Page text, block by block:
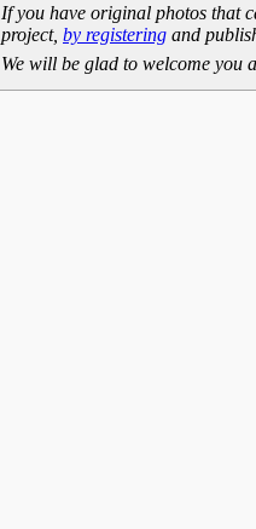
If you have original photos that
project, by registering and
We will be glad to welcome